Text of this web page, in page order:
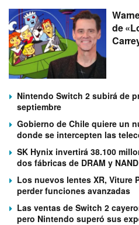
de
Nintendo Switch 2 subirá de
septiembre
Gobierno de Chile quiere un
donde se intercepten las
SK Hynix invertirá 38.100
dos fábricas de DRAM y NAND
Los nuevos lentes XR, Viture
perder funciones avanzadas
Las ventas de Switch 2
pero Nintendo superó sus